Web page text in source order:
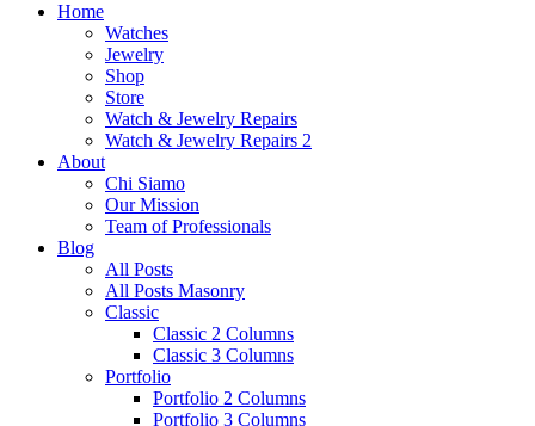
Home
Watches
Jewelry
Shop
Store
Watch & Jewelry Repairs
Watch & Jewelry Repairs 2
About
Chi Siamo
Our Mission
Team of Professionals
Blog
All Posts
All Posts Masonry
Classic
Classic 2 Columns
Classic 3 Columns
Portfolio
Portfolio 2 Columns
Portfolio 3 Columns